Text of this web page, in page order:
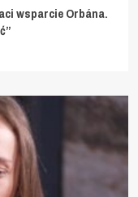
wsparcie Orbána.